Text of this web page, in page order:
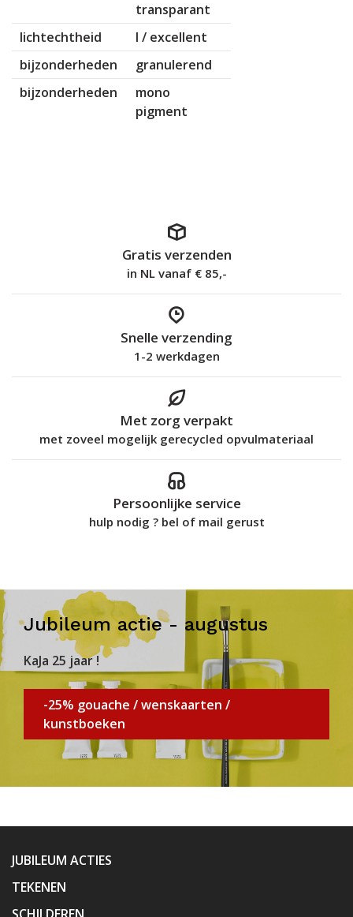
transparant
lichtechtheid
I / excellent
bijzonderheden
granulerend
bijzonderheden
mono
pigment
Gratis verzenden
in NL vanaf € 85,-
Snelle verzending
1-2 werkdagen
Met zorg verpakt
met zoveel mogelijk gerecycled opvulmateriaal
Persoonlijke service
hulp nodig ? bel of mail gerust
Jubileum actie - augustus
KaJa 25 jaar !
-25% gouache / wenskaarten /
kunstboeken
JUBILEUM ACTIES
TEKENEN